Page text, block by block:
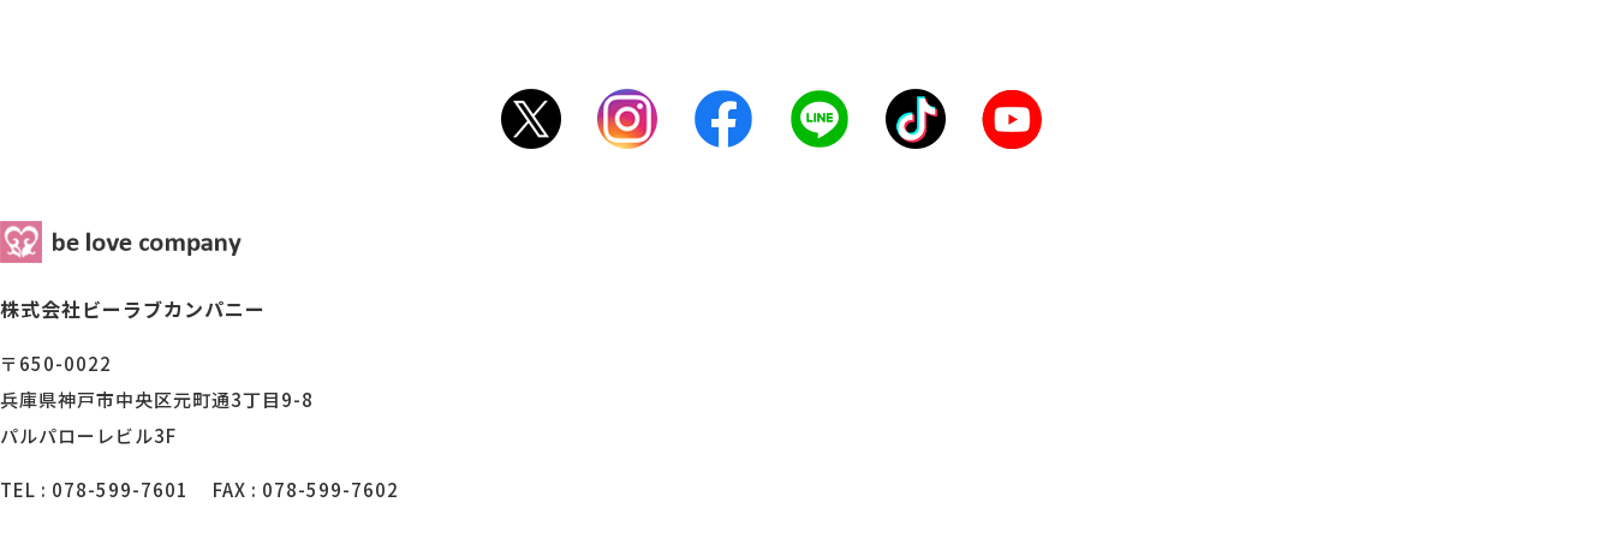
株式会社ビーラブカンパニー
〒650-0022
兵庫県神戸市中央区元町通3丁目9-8
パルパローレビル3F
TEL : 078-599-7601 FAX : 078-599-7602